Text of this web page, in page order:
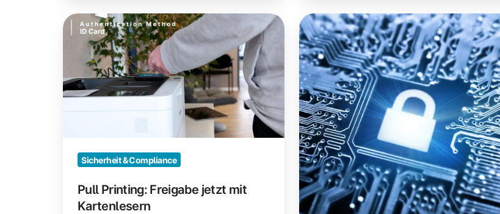
Pull
Printing:
Freigabe
mit
Sicherheit & Compliance
Pull Printing: Freigabe jetzt mit
Kartenlesern
Lexmark
Drucker-
Firmware:
Kritische
Sicherheitslücke
gefunden